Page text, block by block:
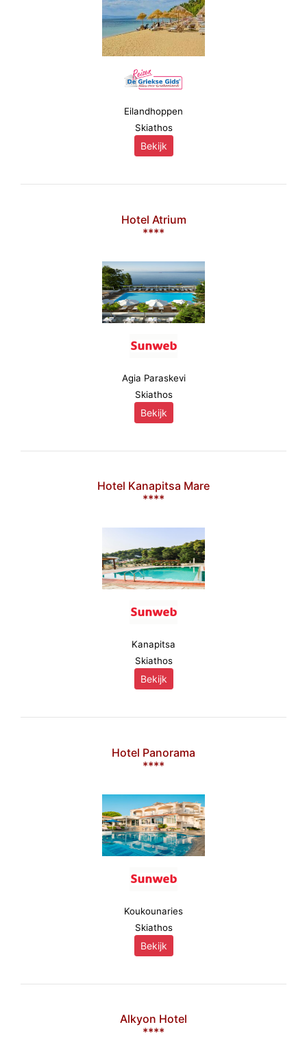
Eilandhoppen
Skiathos
Bekijk
Hotel Atrium
****
Agia Paraskevi
Skiathos
Bekijk
Hotel Kanapitsa Mare
****
Kanapitsa
Skiathos
Bekijk
Hotel Panorama
****
Koukounaries
Skiathos
Bekijk
Alkyon Hotel
****